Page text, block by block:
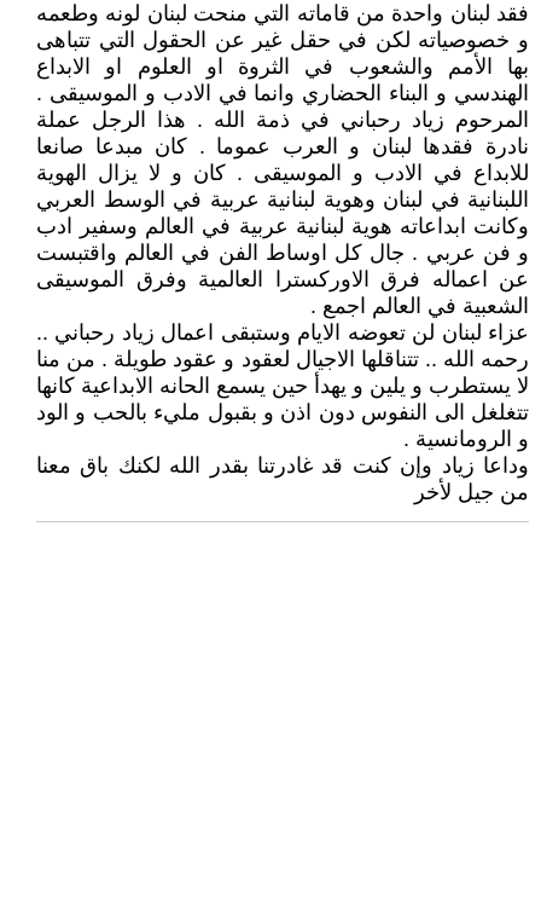
فقد لبنان واحدة من قاماته التي منحت لبنان لونه وطعمه
و خصوصياته لكن في حقل غير عن الحقول التي تتباهى
بها الأمم والشعوب في الثروة او العلوم او الابداع
الهندسي و البناء الحضاري وانما في الادب و الموسيقى .
المرحوم زياد رحباني في ذمة الله . هذا الرجل عملة
نادرة فقدها لبنان و العرب عموما . كان مبدعا صانعا
للابداع في الادب و الموسيقى . كان و لا يزال الهوية
اللبنانية في لبنان وهوية لبنانية عربية في الوسط العربي
وكانت ابداعاته هوية لبنانية عربية في العالم وسفير ادب
و فن عربي . جال كل اوساط الفن في العالم واقتبست
عن اعماله فرق الاوركسترا العالمية وفرق الموسيقى
الشعبية في العالم اجمع .
عزاء لبنان لن تعوضه الايام وستبقى اعمال زياد رحباني ..
رحمه الله .. تتناقلها الاجيال لعقود و عقود طويلة . من منا
لا يستطرب و يلين و يهدأ حين يسمع الحانه الابداعية كانها
تتغلغل الى النفوس دون اذن و بقبول مليء بالحب و الود
و الرومانسية .
وداعا زياد وإن كنت قد غادرتنا بقدر الله لكنك باق معنا
من جيل لأخر